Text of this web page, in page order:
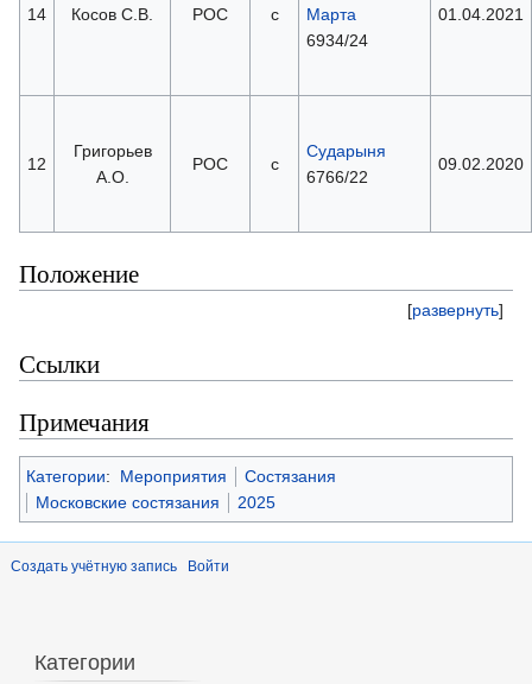
14 Косов С.В. РОС с
Марта
6934/24
01.04.2021
12
Григорьев
А.О.
РОС с
Сударыня
6766/22
09.02.2020
Положение
[развернуть]
Ссылки
Примечания
Категории: Мероприятия
Состязания
Московские состязания
2025
Создать учётную запись Войти
Категории